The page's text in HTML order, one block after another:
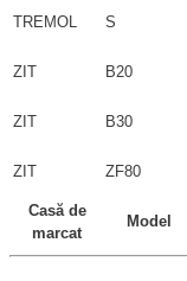
TREMOL S
ZIT B20
ZIT B30
ZIT ZF80
Casă de
marcat
Model